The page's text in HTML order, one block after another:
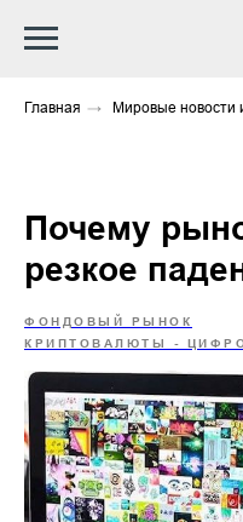
Главная → Мировые новости
Почему
резкое
ФОНДОВЫЙ РЫНОК
КРИПТОВАЛЮТЫ -